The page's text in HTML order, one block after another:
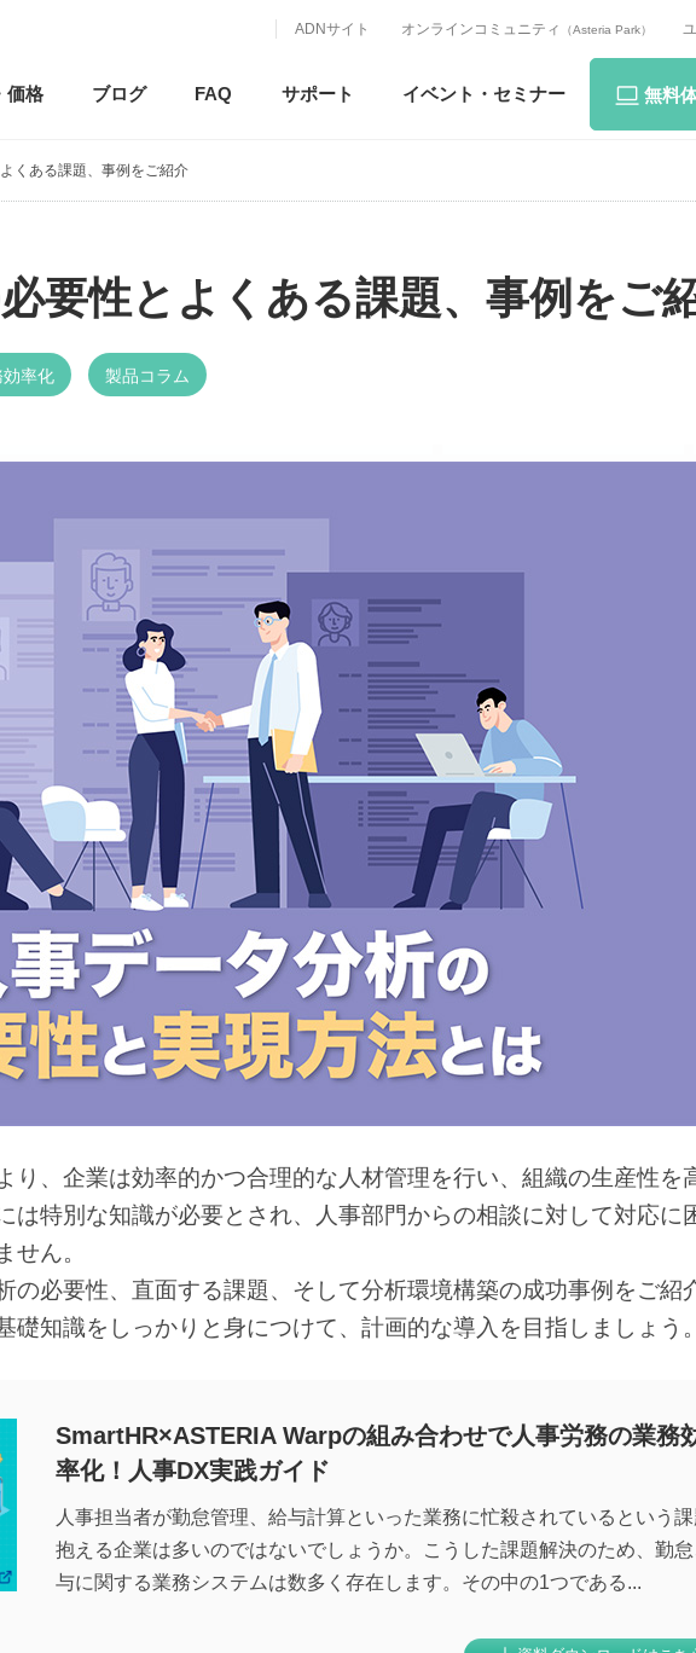
ADNサイト オンラインコミュニティ （Asteria Park）
価格 ブログ FAQ サポート イベント・ セミナー 無料
くある課題、事例をご紹介
要性とよくある課題、事例をご
率化 製品コラム
り、企業は効率的かつ合理的な人材管理を行い、組織の生産性を
は特別な知識が必要とされ、人事部門からの相談に対して対応に
せん。
の必要性、直面する課題、そして分析環境構築の成功事例をご紹
礎知識をしっかりと身につけて、計画的な導入を目指しましょう
SmartHR×ASTERIA Warpの組み合わせで人事労務の業務
率化！人事DX実践ガイド
人事担当者が勤怠管理、給与計算といった業務に忙殺されているという
抱える企業は多いのではないでしょうか。こうした課題解決のため、勤
与に関する業務システムは数多く存在します。その中の1つである...